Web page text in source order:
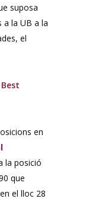
suposa
a la UB a la
el
en
la posició
que
el lloc 28